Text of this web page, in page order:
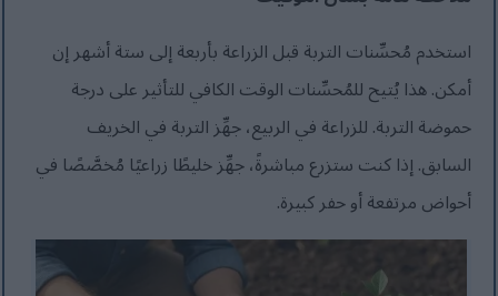
استخدم مُحسِّنات التربة قبل الزراعة بأربعة إلى ستة أشهر إن
أمكن. هذا يُتيح للمُحسِّنات الوقت الكافي للتأثير على درجة
حموضة التربة. للزراعة في الربيع، جهِّز التربة في الخريف
السابق. إذا كنت ستزرع مباشرةً، جهِّز خليطًا زراعيًا مُخصَّصًا في
أحواض مرتفعة أو حفر كبيرة.